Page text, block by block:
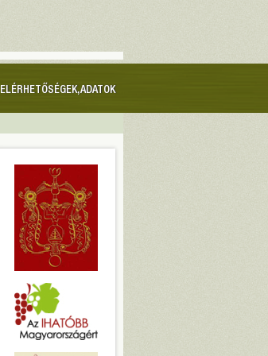
ELÉRHETŐSÉGEK, ADATOK